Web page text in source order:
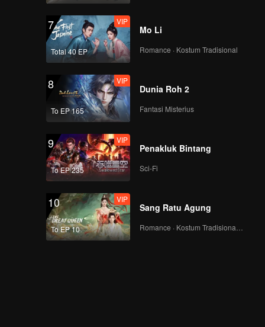
7
Total 40 EP
VIP
Mo Li
Romance · Kostum Tradisional
8
To EP 165
VIP
Dunia Roh 2
Fantasi Misterius
9
To EP 235
VIP
Penakluk Bintang
Sci-Fi
10
To EP 10
VIP
Sang Ratu Agung